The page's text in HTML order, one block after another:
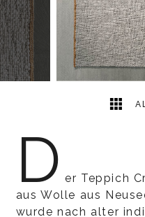
2
D er Teppich
aus Wolle aus
wurde nach alter